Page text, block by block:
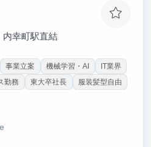
幸町駅直結
事業立案 機械学習・AI
IT業界
勤務 東大卒社長
服装髪型自由